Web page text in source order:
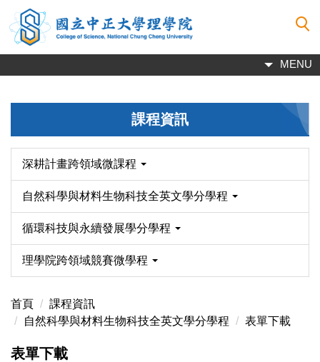
跳
到
主
內
MENU
課程資訊
深耕計畫跨領域微課程
自然科學與材料生物科技全英文學分學程
循環科技與永續發展學分學程
理學院跨領域競賽微學程
首頁
課程資訊
自然科學與材料生物科技全英文學分學程
表單下載
表單下載